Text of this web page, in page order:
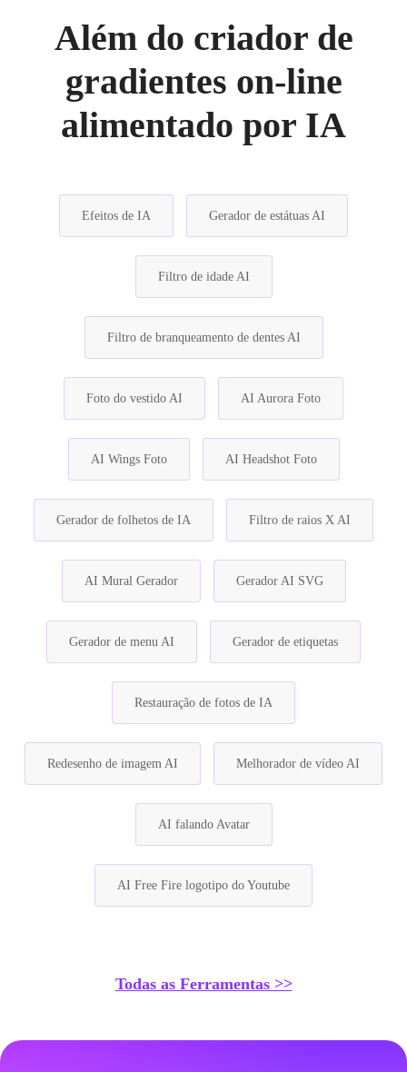
Além do criador de
gradientes on-line
alimentado por IA
Efeitos de IA Gerador de estátuas AI
Filtro de idade AI
Filtro de branqueamento de dentes AI
Foto do vestido AI AI Aurora Foto
AI Wings Foto AI Headshot Foto
Gerador de folhetos de IA Filtro de raios X AI
AI Mural Gerador Gerador AI SVG
Gerador de menu AI Gerador de etiquetas
Restauração de fotos de IA
Redesenho de imagem AI Melhorador de vídeo AI
AI falando Avatar
AI Free Fire logotipo do Youtube
Todas as Ferramentas >>